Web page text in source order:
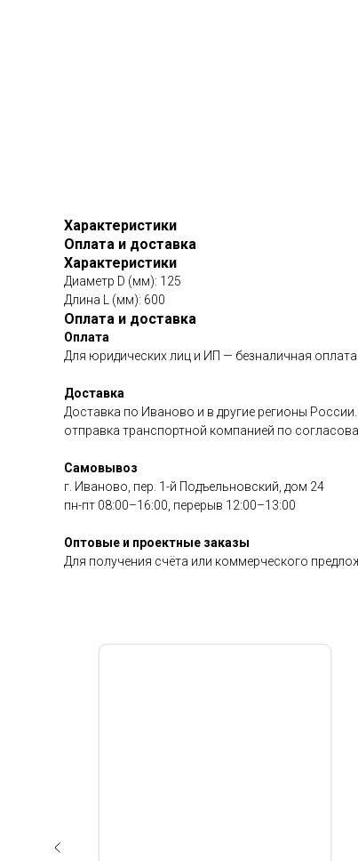
Характеристики
Оплата и доставка
Характеристики
Диаметр D (мм): 125
Длина L (мм): 600
Оплата и доставка
Оплата
Для юридических лиц и ИП — безналичная
Доставка
Доставка по Иваново и в другие регионы
отправка транспортной компанией по
Самовывоз
г. Иваново, пер. 1-й Подъельновский, дом 24
пн-пт 08:00–16:00, перерыв 12:00–13:00
Оптовые и проектные заказы
Для получения счёта или коммерческого